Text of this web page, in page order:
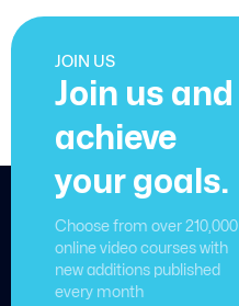
JOIN US
Join us and
achieve
your goals.
Choose from over 210,000
online video courses with
new additions published
every month